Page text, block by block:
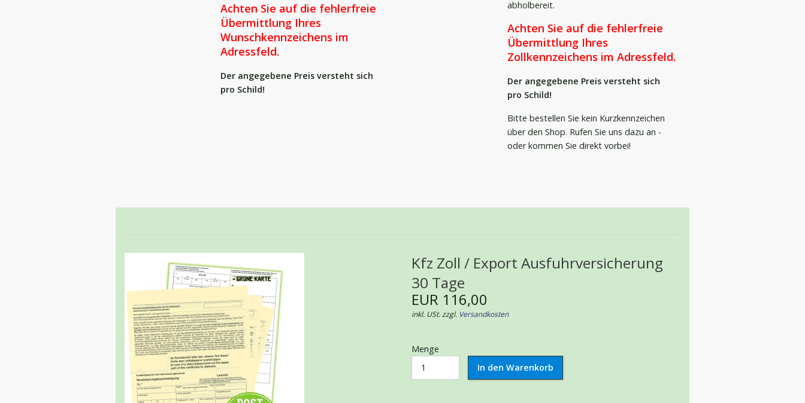
Achten Sie auf die fehlerfreie
Übermittlung Ihres
Wunschkennzeichens im
Adressfeld.
Der angegebene Preis versteht sich
pro Schild!
abholbereit.
Achten Sie auf die fehlerfreie
Übermittlung Ihres
Zollkennzeichens im Adressfeld.
Der angegebene Preis versteht sich
pro Schild!
​Bitte bestellen Sie kein Kurzkennzeichen
über den Shop. Rufen Sie uns dazu an -
oder kommen Sie direkt vorbei!
Kfz Zoll / Export Ausfuhrversicherung
30 Tage
EUR 116,00
inkl. USt. zzgl. Versandkosten
Menge